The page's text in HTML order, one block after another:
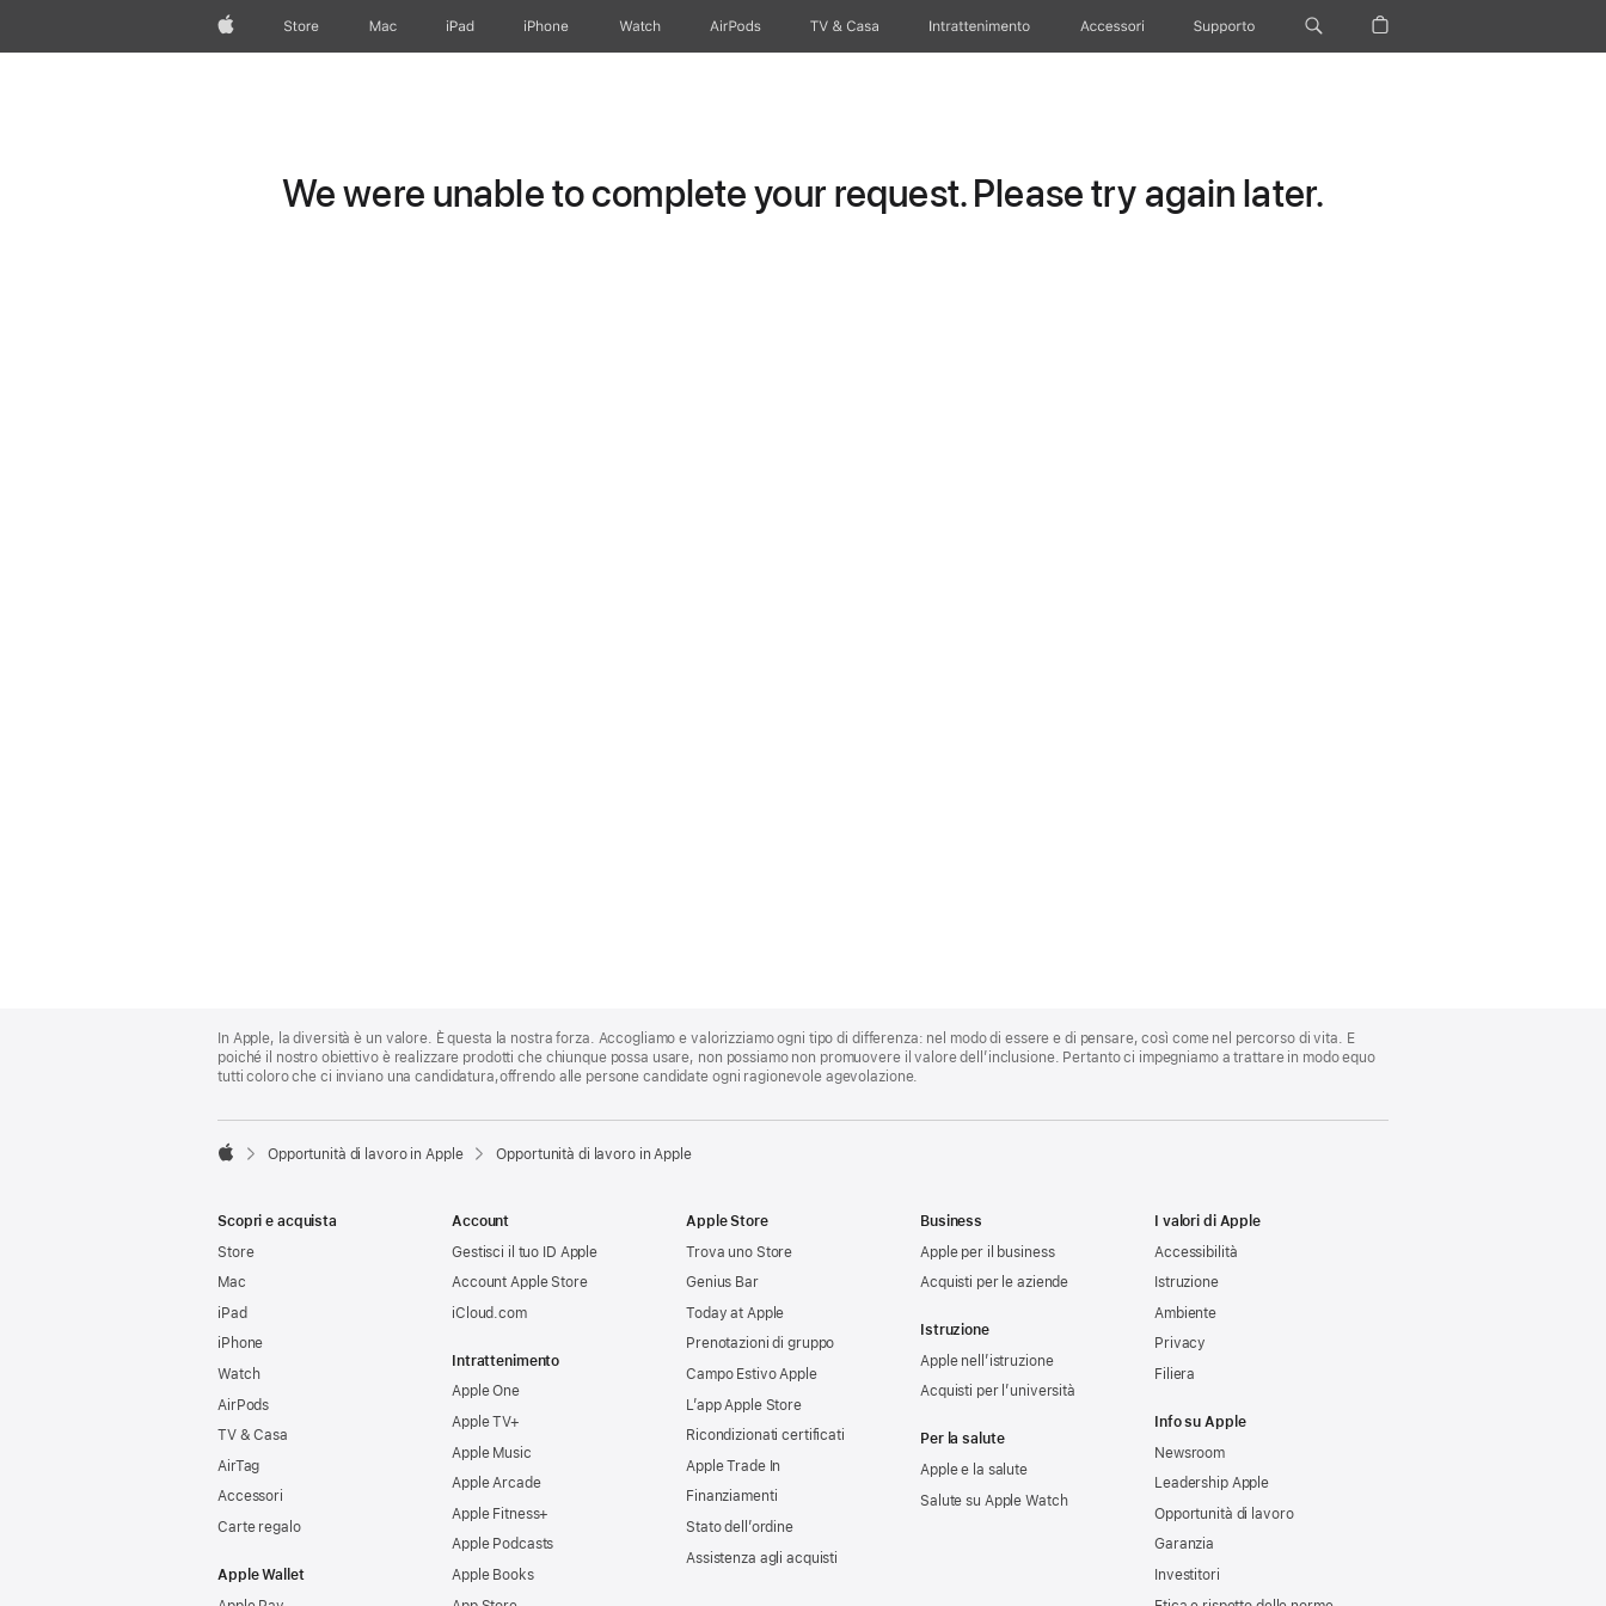
AppleStore Mac iPad iPhone Watch AirPods TV & Casa Intrattenimento Accessori Supporto
We were unable to complete your request. Please try again later.
Footer
In Apple, la diversità è un valore. È questa la nostra forza. Accogliamo e valorizziamo ogni tipo di differenza: nel modo di essere e di pensare, così come nel percorso di vita. E
poiché il nostro obiettivo è realizzare prodotti che chiunque possa usare, non possiamo non promuovere il valore dell’inclusione. Pertanto ci impegniamo a trattare in modo equo
tutti coloro che ci inviano una candidatura,offrendo alle persone candidate ogni ragionevole agevolazione.

Opportunità di lavoro in Apple Opportunità di lavoro in Apple
Scopri e acquista
Store
Mac
iPad
iPhone
Watch
AirPods
TV & Casa
AirTag
Accessori
Carte regalo
Apple Wallet
Account
Gestisci il tuo ID Apple
Account Apple Store
iCloud.com
Intrattenimento
Apple One
Apple TV+
Apple Music
Apple Arcade
Apple Fitness+
Apple Podcasts
Apple Books
Apple Store
Trova uno Store
Genius Bar
Today at Apple
Prenotazioni di gruppo
Campo Estivo Apple
L’app Apple Store
Ricondizionati certificati
Apple Trade In
Finanziamenti
Stato dell’ordine
Assistenza agli acquisti
Business
Apple per il business
Acquisti per le aziende
Istruzione
Apple nell’istruzione
Acquisti per l’università
Per la salute
Apple e la salute
Salute su Apple Watch
I valori di Apple
Accessibilità
Istruzione
Ambiente
Privacy
Filiera
Info su Apple
Newsroom
Leadership Apple
Opportunità di lavoro
Garanzia
Investitori